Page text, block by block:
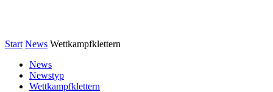
Start News Wettkampfklettern
News
Newstyp
Wettkampfklettern